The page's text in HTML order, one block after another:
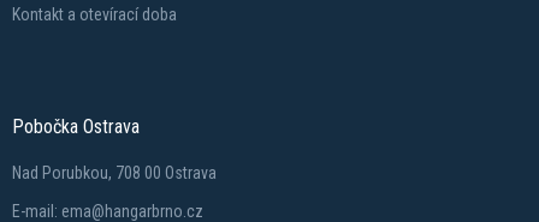
Kontakt a otevírací doba
Pobočka Ostrava
Nad Porubkou, 708 00 Ostrava
E-mail: ema@hangarbrno.cz